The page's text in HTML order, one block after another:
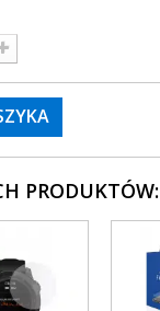
PRODUKTÓW: